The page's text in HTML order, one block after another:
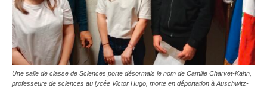
Une salle de classe de Sciences porte désormais le nom de Camille Charvet-Kahn,
professeure de sciences au lycée Victor Hugo, morte en déportation à Auschwitz-